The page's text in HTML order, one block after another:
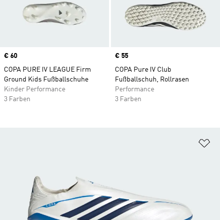
Price
€ 60
COPA PURE IV LEAGUE Firm
Ground Kids Fußballschuhe
Kinder Performance
3 Farben
Price
€ 55
COPA Pure IV Club
Fußballschuh, Rollrasen
Performance
3 Farben